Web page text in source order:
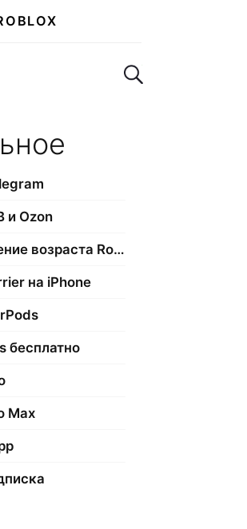
Поиск по сайту
и Ozon
Подтверждение возраста Roblox
на iPhone
бесплатно
Max